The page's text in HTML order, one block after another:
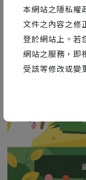
本網站之隱私權
文件之內容之修
登於網站上。若
網站之服務，即
受該等修改或變
了信息圖設計來
設定為親子讀物
讀，對台灣的本
詳細設計解析